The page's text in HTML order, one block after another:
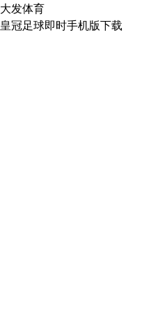
大发体育
皇冠足球即时手机版下载